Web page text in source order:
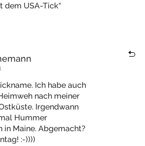
dem USA-Tick“
Ich habe auch
nach meiner
Irgendwann
Hummer
in Maine. Abgemacht?
:-))))